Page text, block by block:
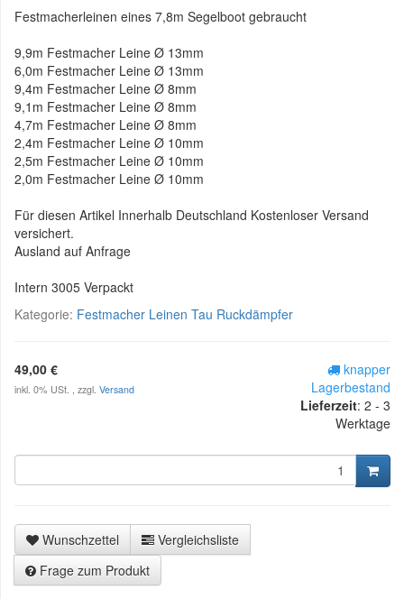
Festmacherleinen eines 7,8m Segelboot gebraucht
9,9m Festmacher Leine Ø 13mm
6,0m Festmacher Leine Ø 13mm
9,4m Festmacher Leine Ø 8mm
9,1m Festmacher Leine Ø 8mm
4,7m Festmacher Leine Ø 8mm
2,4m Festmacher Leine Ø 10mm
2,5m Festmacher Leine Ø 10mm
2,0m Festmacher Leine Ø 10mm
Für diesen Artikel Innerhalb Deutschland Kostenloser Versand
versichert.
Ausland auf Anfrage
Intern 3005 Verpackt
Kategorie: Festmacher Leinen Tau Ruckdämpfer
49,00 €
inkl. 0% USt. , zzgl. Versand
knapper
Lagerbestand
Lieferzeit: 2 - 3
Werktage
Wunschzettel
Vergleichsliste
Frage zum Produkt